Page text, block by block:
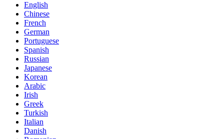
English
Chinese
French
German
Portuguese
Spanish
Russian
Japanese
Korean
Arabic
Irish
Greek
Turkish
Italian
Danish